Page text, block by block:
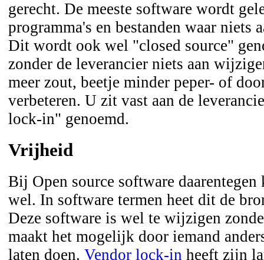
gerecht. De meeste software wordt
programma's en bestanden waar niets
Dit wordt ook wel "closed source"
zonder de leverancier niets aan
meer zout, beetje minder peper- of
verbeteren. U zit vast aan de
lock-in" genoemd.
Vrijheid
Bij Open source software
wel. In software termen heet dit de
Deze software is wel te wijzigen
maakt het mogelijk door iemand
laten doen. Vendor lock-in heeft zijn